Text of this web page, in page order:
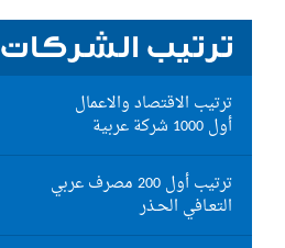
ترتيب الشركات
ترتيب الاقتصاد والاعمال
أول 1000 شركة عربية
ترتيب أول 200 مصرف عربي
التعـافي الحـذر